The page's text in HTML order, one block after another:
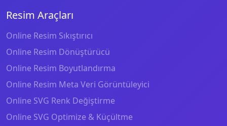
Resim Araçları
Online Resim Sıkıştırıcı
Online Resim Dönüştürücü
Online Resim Boyutlandırma
Online Resim Meta Veri Görüntüleyici
Online SVG Renk Değiştirme
Online SVG Optimize & Küçültme